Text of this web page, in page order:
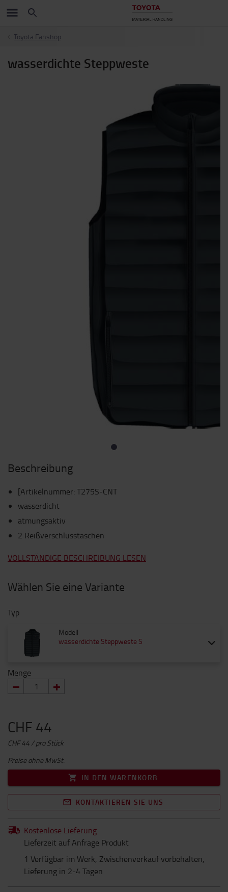
Toyota Fanshop
wasserdichte Steppweste
Beschreibung
[Artikelnummer: T275S-CNT
wasserdicht
atmungsaktiv
2 Reißverschlusstaschen
VOLLSTÄNDIGE BESCHREIBUNG LESEN
Wählen Sie eine Variante
Typ
Modell
wasserdichte Steppweste S
Menge
CHF 44
CHF 44 / pro Stück
Preise ohne MwSt.
IN DEN WARENKORB
KONTAKTIEREN SIE UNS
Kostenlose Lieferung
Lieferzeit auf Anfrage Produkt
1 Verfügbar im Werk, Zwischenverkauf vorbehalten,
Lieferung in 2-4 Tagen